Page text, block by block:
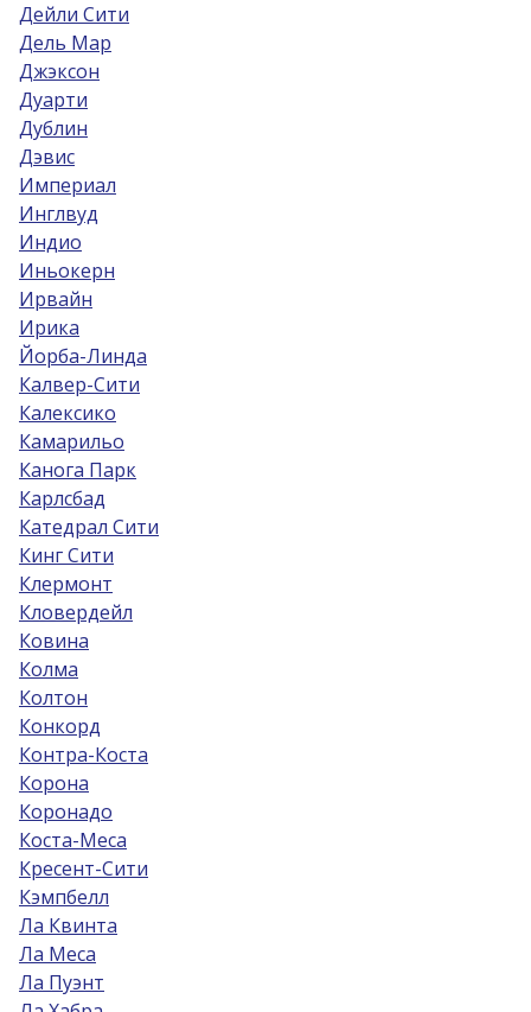
Дейли Сити
Дель Мар
Джэксон
Дуарти
Дублин
Дэвис
Империал
Инглвуд
Индио
Иньокерн
Ирвайн
Ирика
Йорба-Линда
Калвер-Сити
Калексико
Камарильо
Канога Парк
Карлсбад
Катедрал Сити
Кинг Сити
Клермонт
Кловердейл
Ковина
Колма
Колтон
Конкорд
Контра-Коста
Корона
Коронадо
Коста-Меса
Кресент-Сити
Кэмпбелл
Ла Квинта
Ла Меса
Ла Пуэнт